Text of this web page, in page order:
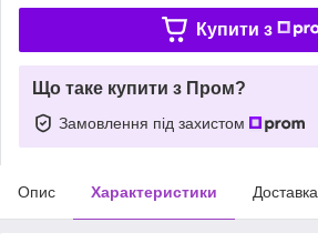
Купити з
Що таке купити з Пром?
Замовлення під захистом
Опис Характеристики Доставка